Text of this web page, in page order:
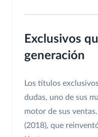
Exclusivos
generación
Los títulos
dudas, uno de sus
motor de sus
(2018), que